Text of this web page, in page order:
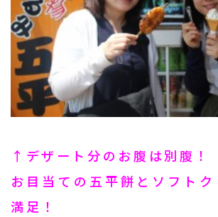
↑デザート分のお腹は別腹！
お目当ての五平餅とソフトク
満足！